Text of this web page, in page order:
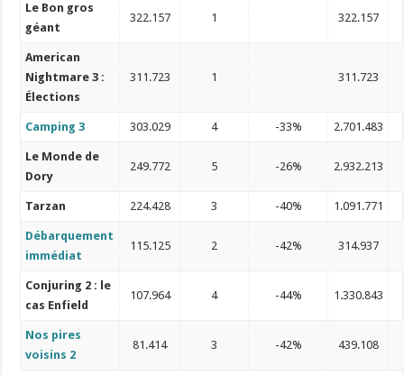
Le Bon gros
géant
322.157 1 322.157
American
Nightmare 3 :
Élections
311.723 1 311.723
Camping 3 303.029 4 -33% 2.701.483
Le Monde de
Dory
249.772 5 -26% 2.932.213
Tarzan 224.428 3 -40% 1.091.771
Débarquement
immédiat
115.125 2 -42% 314.937
Conjuring 2 : le
cas Enfield
107.964 4 -44% 1.330.843
Nos pires
voisins 2
81.414 3 -42% 439.108